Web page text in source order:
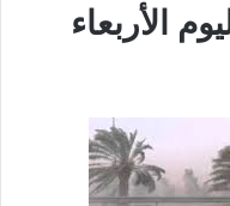
الأربعاء